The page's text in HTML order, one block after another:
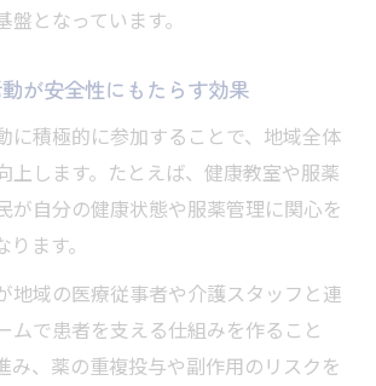
となっています。
が安全性にもたらす効果
に積極的に参加することで、地域全体
上します。たとえば、健康教室や服薬
が自分の健康状態や服薬管理に関心を
ます。
地域の医療従事者や介護スタッフと連
ムで患者を支える仕組みを作ること
み、薬の重複投与や副作用のリスクを